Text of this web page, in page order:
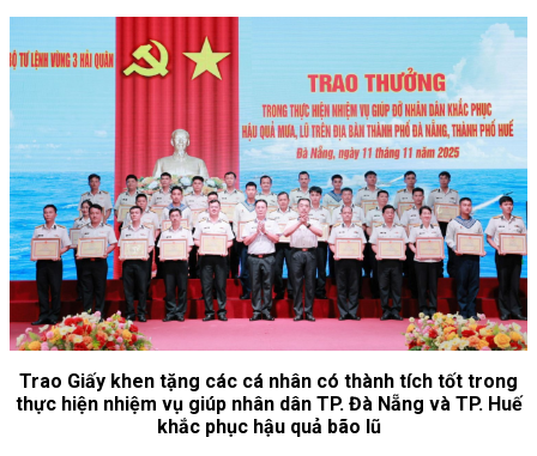
Trao Giấy khen tặng các cá nhân có thành tích tốt trong
thực hiện nhiệm vụ giúp nhân dân TP. Đà Nẵng và TP. Huế
khắc phục hậu quả bão lũ